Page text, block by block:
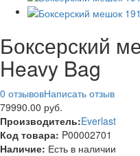
Боксерский
Heavy Bag
0 отзывовНаписать отзыв
79990.00 руб.
Производитель:Everlast
Код товара: P00002701
Наличие: Есть в наличии